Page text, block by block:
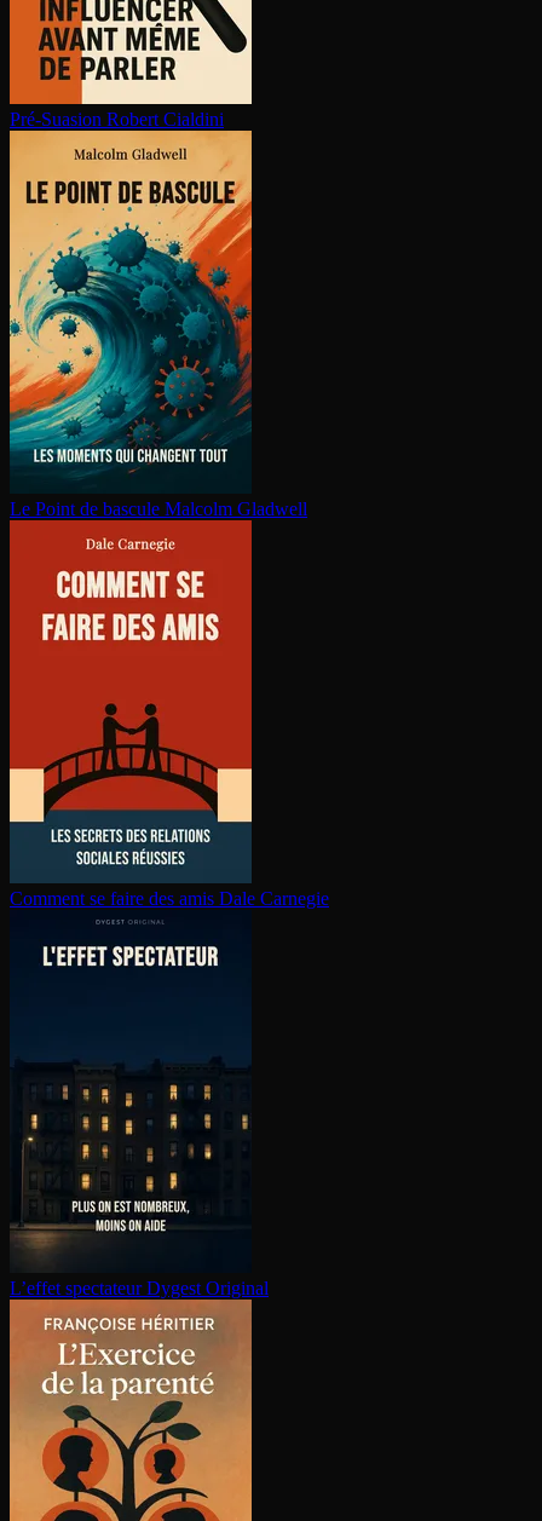
Pré-Suasion Robert Cialdini
Le Point de bascule Malcolm Gladwell
Comment se faire des amis Dale Carnegie
L’effet spectateur Dygest Original